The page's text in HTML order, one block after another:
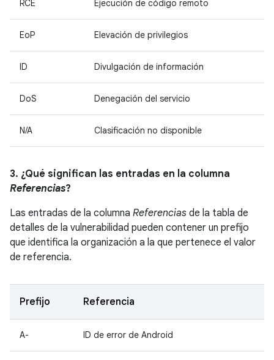
RCE Ejecución de código remoto
EoP Elevación de privilegios
ID Divulgación de información
DoS Denegación del servicio
N/A Clasificación no disponible
3. ¿Qué significan las entradas en la columna
Referencias?
Las entradas de la columna Referencias de la tabla de
detalles de la vulnerabilidad pueden contener un prefijo
que identifica la organización a la que pertenece el valor
de referencia.
Prefijo Referencia
A- ID de error de Android